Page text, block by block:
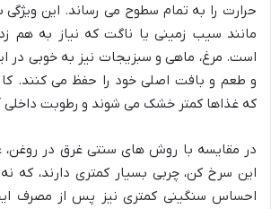
حرارت را به تمام سطوح می رساند. این ویژگی
مانند سیب زمینی یا ناگت که نیاز به هم
است. مرغ، ماهی و سبزیجات نیز به خوبی در
و طعم و بافت اصلی خود را حفظ می کنند.
که غذاها کمتر خشک می شوند و رطوبت
در مقایسه با روش های سنتی غرق در روغن،
این سرخ کن، چربی بسیار کمتری دارند، که نه
احساس سنگینی کمتری نیز پس از مصرف